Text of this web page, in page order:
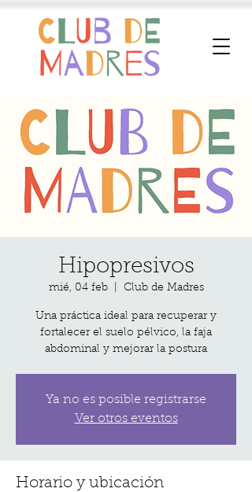
Hipopresivos
mié, 04 feb
  |
Club de Madres
Una práctica ideal para recuperar y
fortalecer el suelo pélvico, la faja
abdominal y mejorar la postura
Ya no es posible registrarse
Ver otros eventos
Horario y ubicación